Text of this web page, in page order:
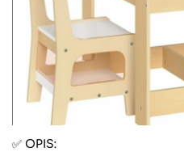
✅ OPIS: